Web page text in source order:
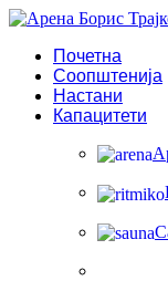
Почетна
Соопштенија
Настани
Капацитети